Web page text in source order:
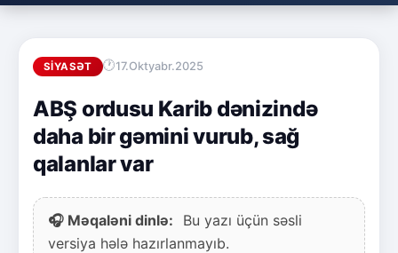
SIYASƏT 17.Oktyabr.2025
ABŞ ordusu Karib dənizində
daha bir gəmini vurub, sağ
qalanlar var
🎧 Məqaləni dinlə:
Bu yazı üçün səsli
versiya hələ hazırlanmayıb.